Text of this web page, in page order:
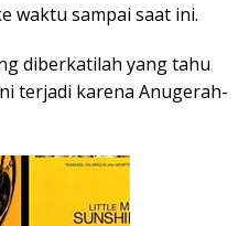
waktu sampai saat ini.
diberkatilah yang tahu
terjadi karena Anugerah-